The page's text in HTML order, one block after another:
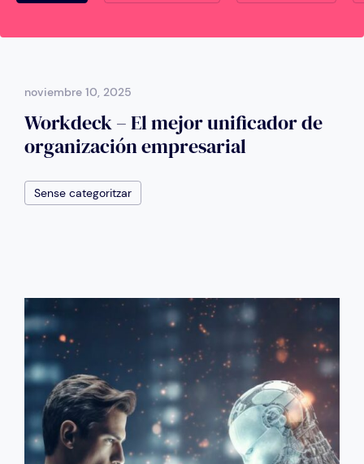
noviembre 10, 2025
Workdeck – El mejor unificador de
organización empresarial
Sense categoritzar